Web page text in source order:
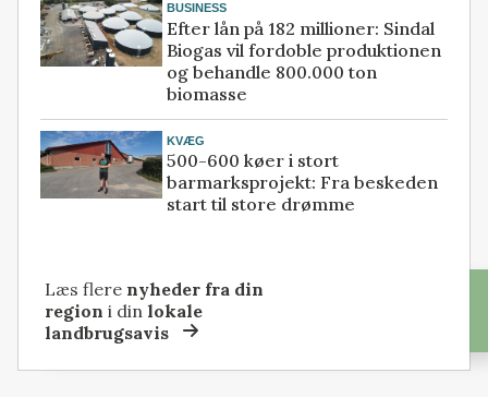
BUSINESS
Efter lån på 182 millioner: Sindal
Biogas vil fordoble produktionen
og behandle 800.000 ton
biomasse
KVÆG
500-600 køer i stort
barmarksprojekt: Fra beskeden
start til store drømme
Læs flere nyheder fra din
region i dinlokale
landbrugsavis